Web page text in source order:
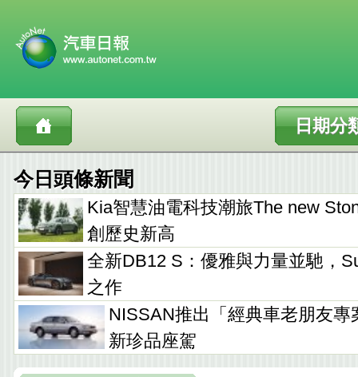
日期分
今日頭條新聞
Kia智慧油電科技潮旅The new
創歷史新高
全新DB12 S：優雅與力量並馳，
之作
NISSAN推出「經典車老朋友專
新珍品座駕